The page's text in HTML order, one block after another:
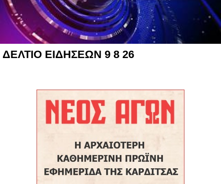
ΔΕΛΤΙΟ ΕΙΔΗΣΕΩΝ 9 8 26